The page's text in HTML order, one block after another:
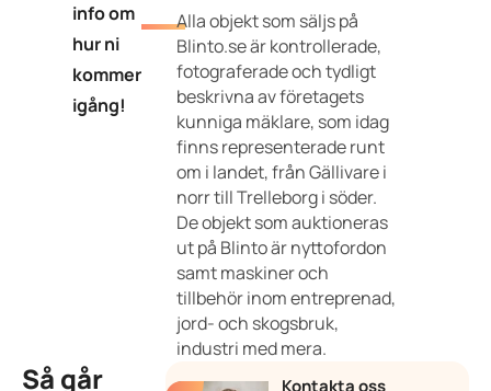
info om
hur ni
kommer
igång!
Alla objekt som säljs på
Blinto.se är kontrollerade,
fotograferade och tydligt
beskrivna av företagets
kunniga mäklare, som idag
finns representerade runt
om i landet, från Gällivare i
norr till Trelleborg i söder.
De objekt som auktioneras
ut på Blinto är nyttofordon
samt maskiner och
tillbehör inom entreprenad,
jord- och skogsbruk,
industri med mera.
Så går